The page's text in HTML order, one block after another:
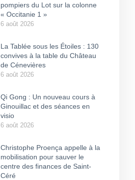
pompiers du Lot sur la colonne
« Occitanie 1 »
6 août 2026
La Tablée sous les Étoiles : 130
convives à la table du Château
de Cénevières
6 août 2026
Qi Gong : Un nouveau cours à
Ginouillac et des séances en
visio
6 août 2026
Christophe Proença appelle à la
mobilisation pour sauver le
centre des finances de Saint-
Céré